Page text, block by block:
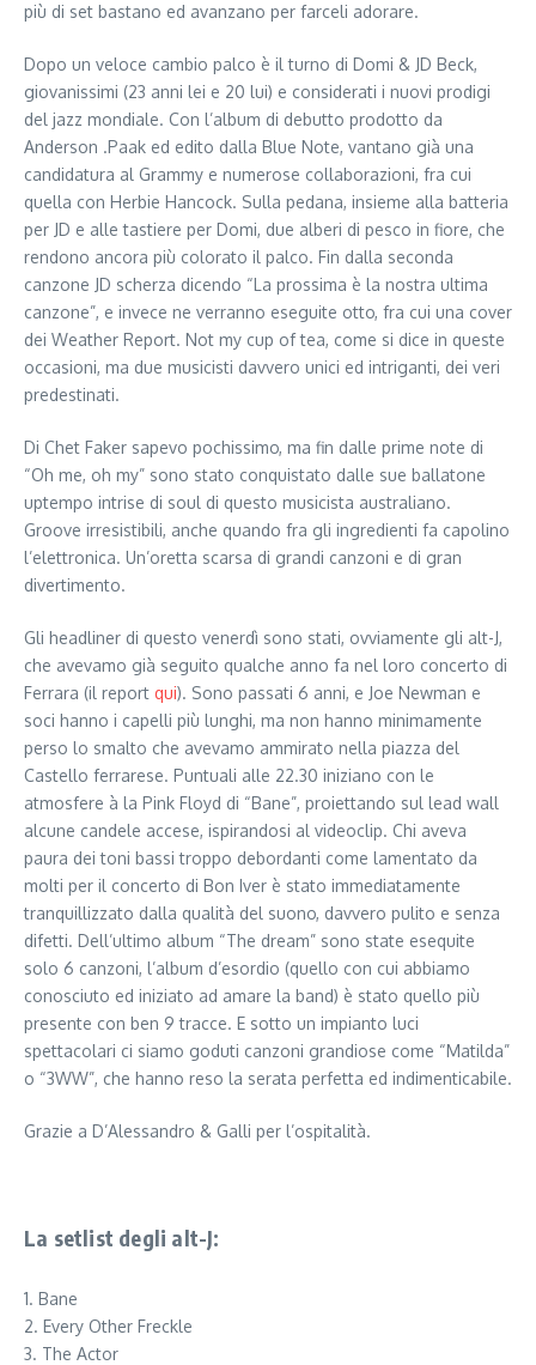
più di set bastano ed avanzano per farceli adorare.
Dopo un veloce cambio palco è il turno di Domi & JD Beck,
giovanissimi (23 anni lei e 20 lui) e considerati i nuovi prodigi
del jazz mondiale. Con l’album di debutto prodotto da
Anderson .Paak ed edito dalla Blue Note, vantano già una
candidatura al Grammy e numerose collaborazioni, fra cui
quella con Herbie Hancock. Sulla pedana, insieme alla batteria
per JD e alle tastiere per Domi, due alberi di pesco in fiore, che
rendono ancora più colorato il palco. Fin dalla seconda
canzone JD scherza dicendo “La prossima è la nostra ultima
canzone”, e invece ne verranno eseguite otto, fra cui una cover
dei Weather Report. Not my cup of tea, come si dice in queste
occasioni, ma due musicisti davvero unici ed intriganti, dei veri
predestinati.
Di Chet Faker sapevo pochissimo, ma fin dalle prime note di
“Oh me, oh my” sono stato conquistato dalle sue ballatone
uptempo intrise di soul di questo musicista australiano.
Groove irresistibili, anche quando fra gli ingredienti fa capolino
l’elettronica. Un’oretta scarsa di grandi canzoni e di gran
divertimento.
Gli headliner di questo venerdì sono stati, ovviamente gli alt-J,
che avevamo già seguito qualche anno fa nel loro concerto di
Ferrara (il report qui). Sono passati 6 anni, e Joe Newman e
soci hanno i capelli più lunghi, ma non hanno minimamente
perso lo smalto che avevamo ammirato nella piazza del
Castello ferrarese. Puntuali alle 22.30 iniziano con le
atmosfere à la Pink Floyd di “Bane”, proiettando sul lead wall
alcune candele accese, ispirandosi al videoclip. Chi aveva
paura dei toni bassi troppo debordanti come lamentato da
molti per il concerto di Bon Iver è stato immediatamente
tranquillizzato dalla qualità del suono, davvero pulito e senza
difetti. Dell’ultimo album “The dream” sono state esequite
solo 6 canzoni, l’album d’esordio (quello con cui abbiamo
conosciuto ed iniziato ad amare la band) è stato quello più
presente con ben 9 tracce. E sotto un impianto luci
spettacolari ci siamo goduti canzoni grandiose come “Matilda”
o “3WW”, che hanno reso la serata perfetta ed indimenticabile.
Grazie a D’Alessandro & Galli per l’ospitalità.
La setlist degli alt-J:
1. Bane
2. Every Other Freckle
3. The Actor